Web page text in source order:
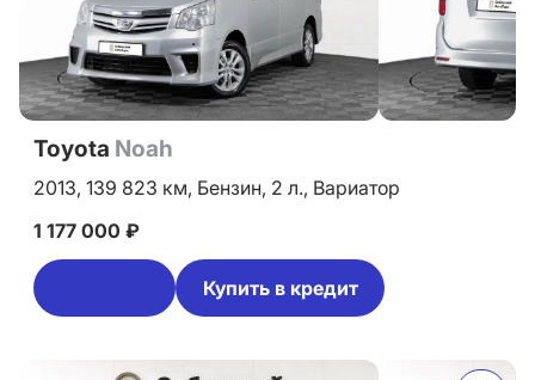
Toyota Noah
2013, 139 823 км, Бензин, 2 л., Вариатор
1 177 000 ₽
Купить в кредит